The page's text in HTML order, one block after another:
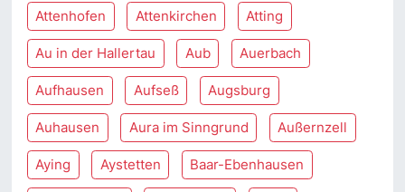
Attenhofen Attenkirchen Atting
Au in der Hallertau Aub Auerbach
Aufhausen Aufseß Augsburg
Auhausen Aura im Sinngrund Außernzell
Aying Aystetten Baar-Ebenhausen